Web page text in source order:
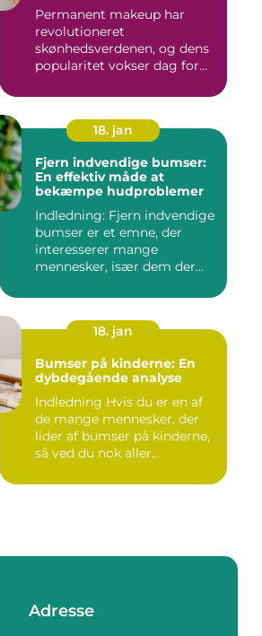
Permanent makeup har
revolutioneret
skønhedsverdenen, og dens
popularitet vokser dag for
18. jan
Fjern indvendige bumser:
En effektiv måde at
bekæmpe hudproblemer
Indledning: Fjern indvendige
bumser er et emne, der
interesserer mange
mennesker, især dem der
18. jan
Bumser på kinderne: En
dybdegående analyse
Indledning Hvis du er en af
de mange mennesker, der
lider af bumser på kinderne,
så ved du nok aller...
Adresse